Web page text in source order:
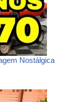
Nostálgica